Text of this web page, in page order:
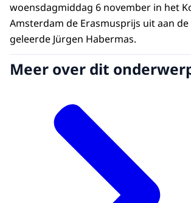
woensdagmiddag 6 november in het
Amsterdam de Erasmusprijs uit aan
geleerde Jürgen Habermas.
Meer over dit